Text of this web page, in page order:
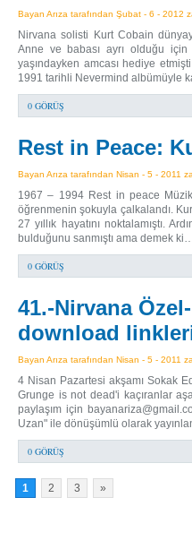
Bayan Arıza tarafından Şubat - 6 - 2012
Nirvana solisti Kurt Cobain
Anne ve babası ayrı olduğu
yaşındayken amcası hediye
1991 tarihli Nevermind albümüyle
0 GÖRÜŞ
Rest in Peace:
Bayan Arıza tarafından Nisan - 5 - 2011
1967 – 1994 Rest in peace Müzik
öğrenmenin şokuyla çalkalandı.
27 yıllık hayatını noktalamıştı.
bulduğunu sanmıştı ama demek
0 GÖRÜŞ
41.-Nirvana
download
Bayan Arıza tarafından Nisan - 5 - 2011
4 Nisan Pazartesi akşamı Sokak
Grunge is not dead'i kaçıranlar
paylaşım için
Uzan" ile dönüşümlü olarak
0 GÖRÜŞ
1 2 3 »